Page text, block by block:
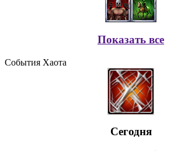
Показать все
События Хаота
Сегодня